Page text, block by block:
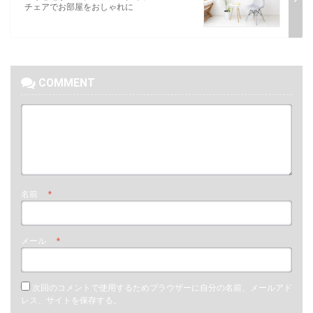
チェアでお部屋をおしゃれに
COMMENT
名前 *
メール *
次回のコメントで使用するためブラウザーに自分の名前、メールアド
レス、サイトを保存する。